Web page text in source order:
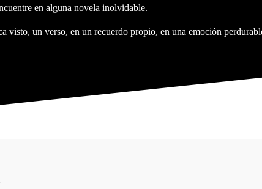
en alguna novela inolvidable.
visto, un verso, en un recuerdo propio, en una emoción